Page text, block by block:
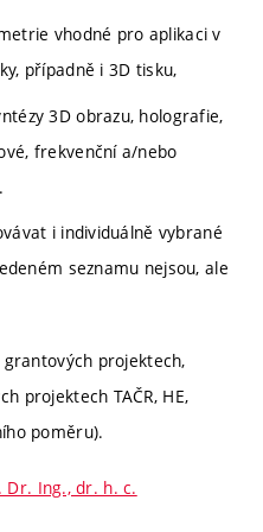
vhodné pro aplikaci v
případně i 3D tisku,
3D obrazu, holografie,
frekvenční a/nebo
i individuálně vybrané
seznamu nejsou, ale
projektech,
projektech TAČR, HE,
poměru).
Dr. Ing., dr. h. c.